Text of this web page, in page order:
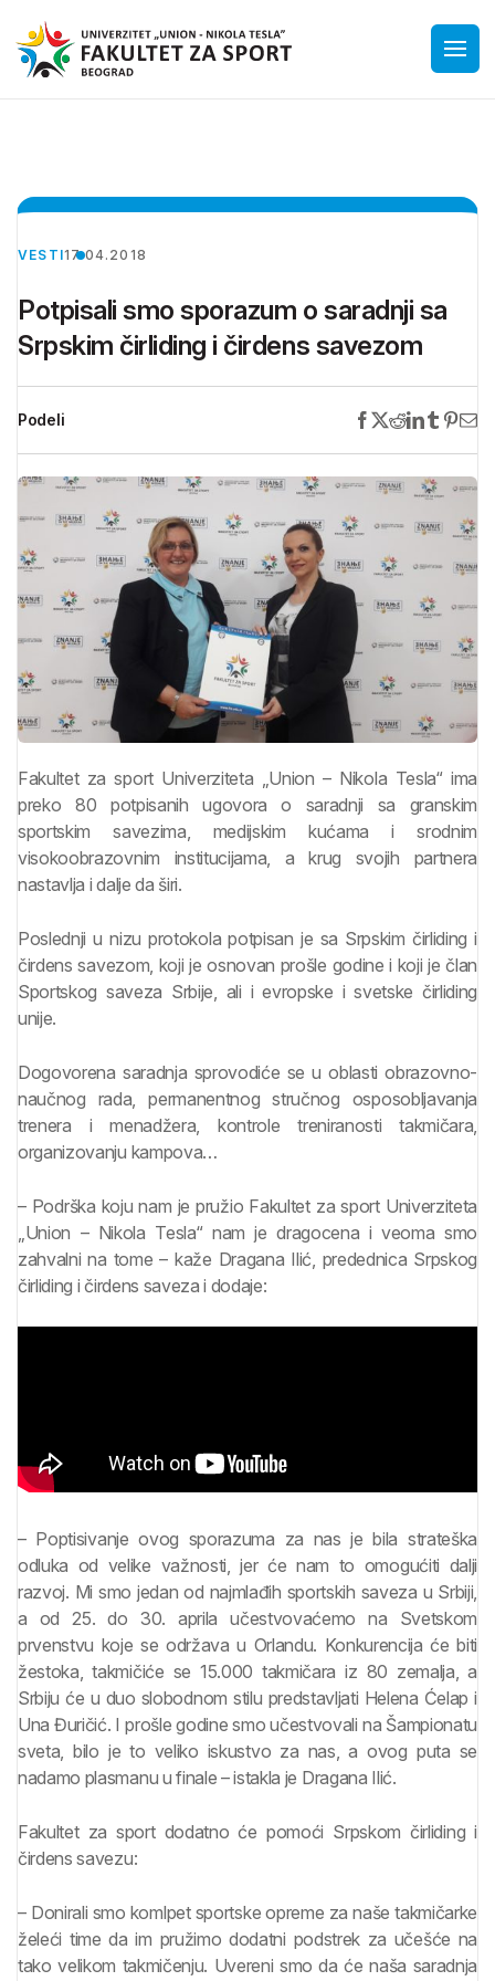
VESTI17.04.2018
Potpisali smo sporazum o saradnji sa
Srpskim čirliding i čirdens savezom
Podeli
Fakultet za sport Univerziteta „Union – Nikola Tesla“ ima
preko 80 potpisanih ugovora o saradnji sa granskim
sportskim savezima, medijskim kućama i srodnim
visokoobrazovnim institucijama, a krug svojih partnera
nastavlja i dalje da širi.
Poslednji u nizu protokola potpisan je sa Srpskim čirliding i
čirdens savezom, koji je osnovan prošle godine i koji je član
Sportskog saveza Srbije, ali i evropske i svetske čirliding
unije.
Dogovorena saradnja sprovodiće se u oblasti obrazovno-
naučnog rada, permanentnog stručnog osposobljavanja
trenera i menadžera, kontrole treniranosti takmičara,
organizovanju kampova…
– Podrška koju nam je pružio Fakultet za sport Univerziteta
„Union – Nikola Tesla“ nam je dragocena i veoma smo
zahvalni na tome – kaže Dragana Ilić, predednica Srpskog
čirliding i čirdens saveza i dodaje:
– Poptisivanje ovog sporazuma za nas je bila strateška
odluka od velike važnosti, jer će nam to omogućiti dalji
razvoj. Mi smo jedan od najmlađih sportskih saveza u Srbiji,
a od 25. do 30. aprila učestvovaćemo na Svetskom
prvenstvu koje se održava u Orlandu. Konkurencija će biti
žestoka, takmičiće se 15.000 takmičara iz 80 zemalja, a
Srbiju će u duo slobodnom stilu predstavljati Helena Ćelap i
Una Đuričić. I prošle godine smo učestvovali na Šampionatu
sveta, bilo je to veliko iskustvo za nas, a ovog puta se
nadamo plasmanu u finale – istakla je Dragana Ilić.
Fakultet za sport dodatno će pomoći Srpskom čirliding i
čirdens savezu:
– Donirali smo komlpet sportske opreme za naše takmičarke
želeći time da im pružimo dodatni podstrek za učešće na
tako velikom takmičenju. Uvereni smo da će naša saradnja